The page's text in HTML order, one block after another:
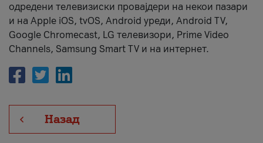
одредени телевизиски провајдери на некои пазари
и на Apple iOS, tvOS, Android уреди, Android TV,
Google Chromecast, LG телевизори, Prime Video
Channels, Samsung Smart TV и на интернет.
Назад